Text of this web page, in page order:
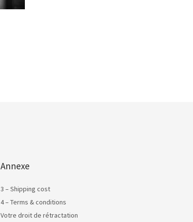
Annexe
3 – Shipping cost
4 – Terms & conditions
Votre droit de rétractation